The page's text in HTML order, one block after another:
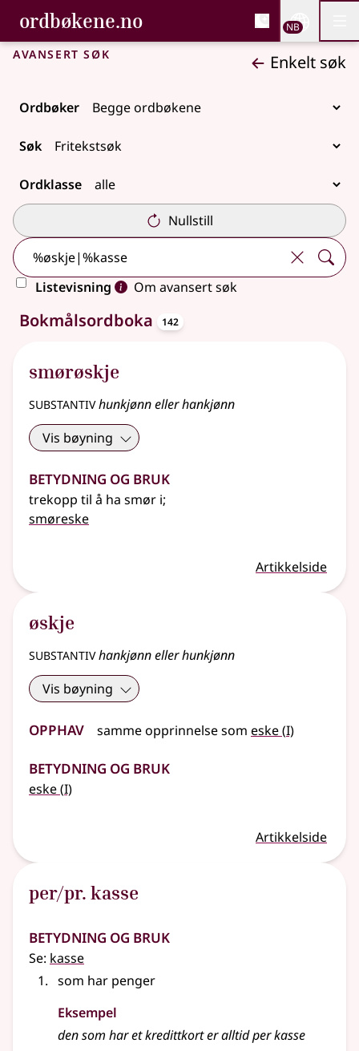
Gå til hovedinnhold
Tilgjengelighet
ordbøkene.no, Bokmålsordboka og
Bokmålsordboka og Nynorskordboka
NB
Avansert søk Enkelt søk
Ordbøker
Søk
Ordklasse
Nullstill
Listevisning
Om avansert søk
312 treff
Bokmålsordboka 142
smørøskje
substantivhunkjønn eller hankjønn
Vis bøyning
Betydning og bruk
trekopp til å ha smør i;
smøreske
Artikkelside
øskje
substantivhankjønn eller hunkjønn
Vis bøyning
Opphav samme opprinnelse som eske(1
I)
Betydning og bruk
eske(1
I)
Artikkelside
per/pr. kasse
Betydning og bruk
Se: kasse
som har penger
Eksempel
den som har et kredittkort er alltid per kasse